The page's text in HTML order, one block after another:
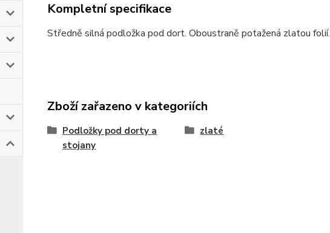
Kompletní specifikace
Středně silná podložka pod dort. Oboustraně potažená zlatou folií.
Zboží zařazeno v kategoriích
Podložky pod dorty a
stojany
zlaté